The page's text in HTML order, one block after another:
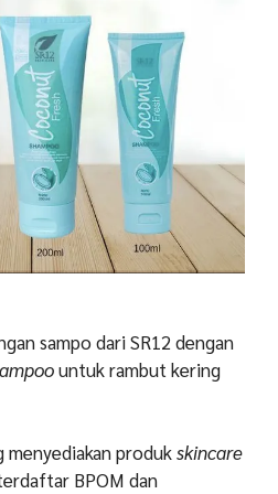
sampo dari SR12 dengan
untuk rambut kering
menyediakan produkskincare
BPOM dan